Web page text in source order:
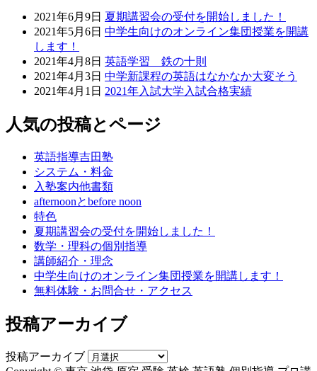
2021年6月9日 夏期講習会の受付を開始しました！
2021年5月6日 中学生向けのオンライン集団授業を開講
します！
2021年4月8日 英語学習 鉄の十則
2021年4月3日 中学新課程の英語はなかなか大変そう
2021年4月1日 2021年入試大学入試合格実績
人気の投稿とページ
英語指導吉田塾
システム・料金
入塾案内他書類
afternoonとbefore noon
特色
夏期講習会の受付を開始しました！
数学・理科の個別指導
講師紹介・理念
中学生向けのオンライン集団授業を開講します！
無料体験・お問合せ・アクセス
投稿アーカイブ
投稿アーカイブ